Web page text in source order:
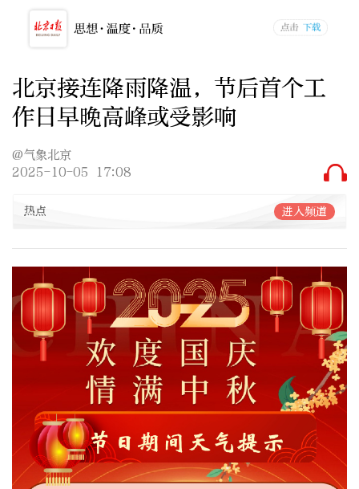
北京接连降雨降温，节后首个工
作日早晚高峰或受影响
@气象北京
2025-10-05 17:08
热点 进入频道